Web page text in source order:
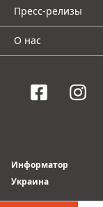
Пресс-релизы
О нас
Информатор
Украина